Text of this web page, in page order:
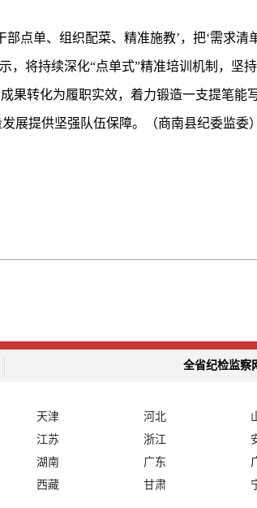
点单、组织配菜、精准施教’，把‘需求清
，将持续深化“点单式”精准培训机制，坚
果转化为履职实效，着力锻造一支提笔能
展提供坚强队伍保障。（商南县纪委监委）
全省纪检监察
天津 河北
江苏 浙江
湖南 广东
西藏 甘肃